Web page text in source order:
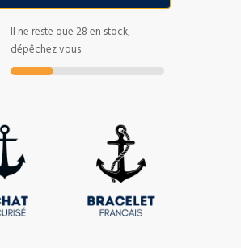
Il ne reste que 28 en stock,
dépêchez vous